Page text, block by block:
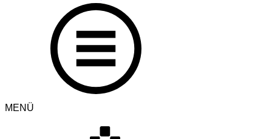
MENÜ